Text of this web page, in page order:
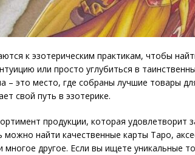
к эзотерическим практикам, чтобы
или просто углубиться в
– это место, где собраны лучшие товары
свой путь в эзотерике.
продукции, которая удовлетворит
можно найти качественные карты Таро,
многое другое. Если вы ищете уникальные